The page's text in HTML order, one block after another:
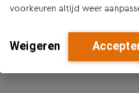
voorkeuren altijd weer
Weigeren